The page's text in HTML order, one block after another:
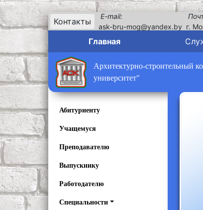
Контакты
E-mail:
ask-bru-mog@yandex.by г.
Главная
Архитектурно-строительный
университет"
Абитуриенту
Учащемуся
Преподавателю
Выпускнику
Работодателю
Специальности